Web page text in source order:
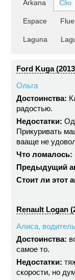
Arkana Clio
Espace
Laguna
Ford Kuga
Ольга
Достоинства:
радостью.
Недостатки:
Прикуривать
вааще не
Что ломалось:
Предыдущий
Стоит ли этот
Renault Logan
Алиса,
Достоинства:
самое то.
Недостатки:
скорости, но